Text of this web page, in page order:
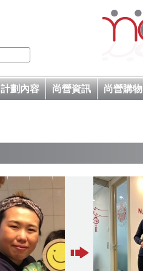
計劃內容 尚營資訊 尚營購物